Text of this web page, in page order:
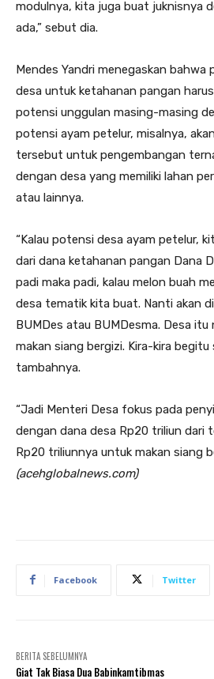
modulnya, kita juga buat juknisnya
ada,” sebut dia.
Mendes Yandri menegaskan
desa untuk ketahanan pangan
potensi unggulan masing-masing
potensi ayam petelur, misalnya,
tersebut untuk pengembangan
dengan desa yang memiliki lahan
atau lainnya.
“Kalau potensi desa ayam petelur,
dari dana ketahanan pangan Dana
padi maka padi, kalau melon buah
desa tematik kita buat. Nanti akan
BUMDes atau BUMDesma. Desa
makan siang bergizi. Kira-kira begitu
tambahnya.
“Jadi Menteri Desa fokus pada
dengan dana desa Rp20 triliun dari
Rp20 triliunnya untuk makan siang
(acehglobalnews.com)
Facebook Twitter
BERITA SEBELUMNYA
Giat Tak Biasa Dua Babinkamtibmas